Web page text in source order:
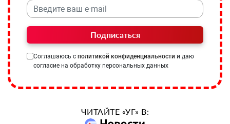
Подписаться
Соглашаюсь с политикой конфиденциальности и даю
согласие на обработку персональных данных
ЧИТАЙТЕ «УГ» В: